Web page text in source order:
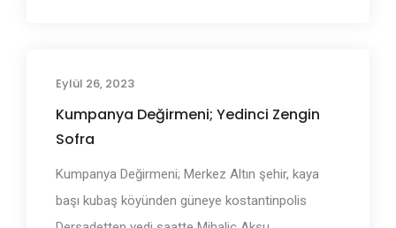
Eylül 26, 2023
Kumpanya Değirmeni; Yedinci Zengin
Sofra
Kumpanya Değirmeni; Merkez Altın şehir, kaya
başı kubaş köyünden güneye kostantinpolis